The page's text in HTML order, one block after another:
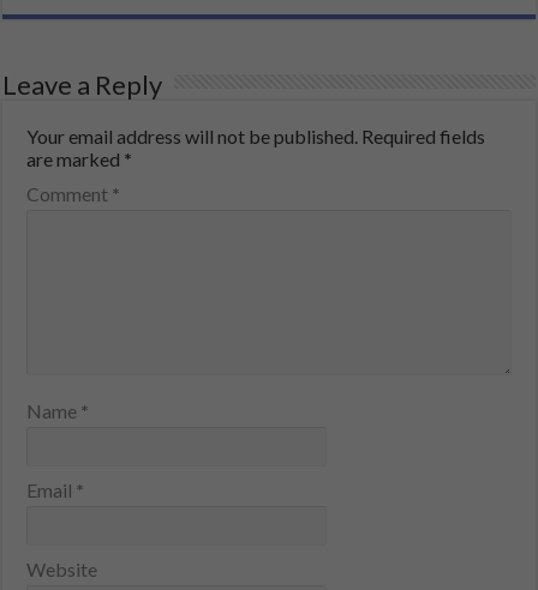
Leave a Reply
Your email address will not be published. Required fields
are marked *
Comment *
Name *
Email *
Website